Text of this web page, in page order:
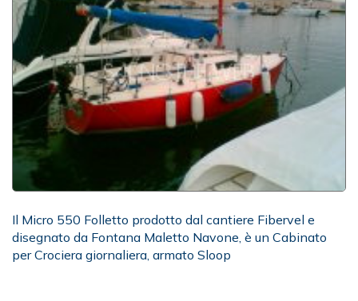
Il Micro 550 Folletto prodotto dal cantiere Fibervel e
disegnato da Fontana Maletto Navone, è un Cabinato
per Crociera giornaliera, armato Sloop